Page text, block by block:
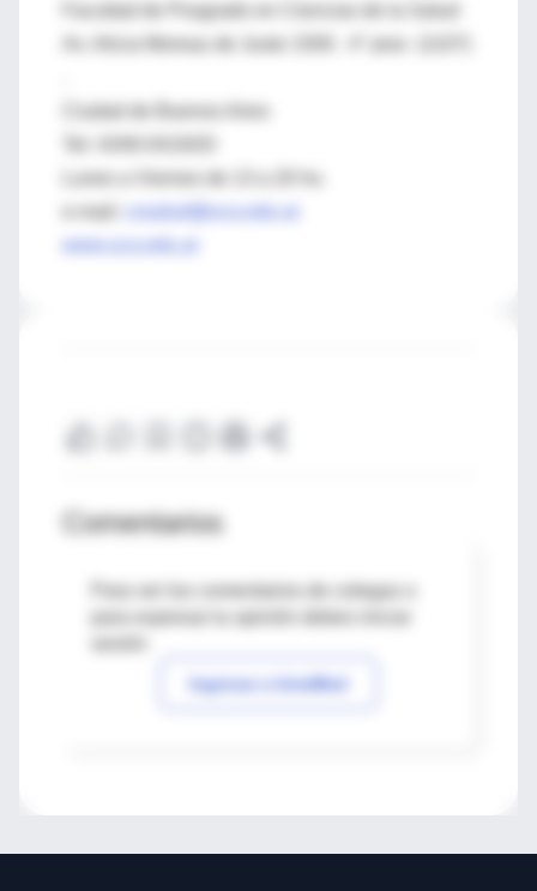
Facultad de Posgrado en Ciencias de la Salud
Comentarios
Para ver los comentarios de colegas o
Ingresar a IntraMed